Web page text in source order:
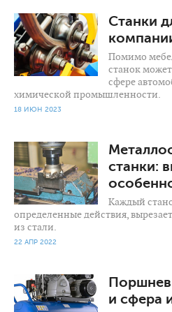
Станки
Помимо
станок
сфере
химической промышленности.
18 ИЮН 2023
станки:
Каждый
определенные действия,
из стали.
22 АПР 2022
и сфера